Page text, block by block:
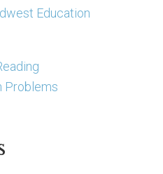
Education
Problems